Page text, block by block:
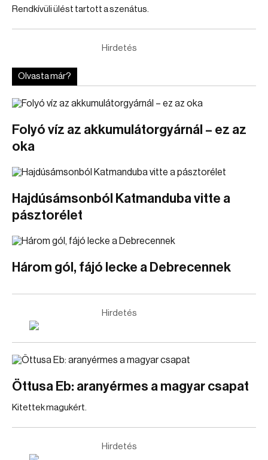
Rendkívüli ülést tartott a szenátus.
Hirdetés
Olvasta már?
Folyó víz az akkumulátorgyárnál – ez az
oka
Hajdúsámsonból Katmanduba vitte a
pásztorélet
Három gól, fájó lecke a Debrecennek
Hirdetés
Öttusa Eb: aranyérmes a magyar csapat
Kitettek magukért.
Hirdetés